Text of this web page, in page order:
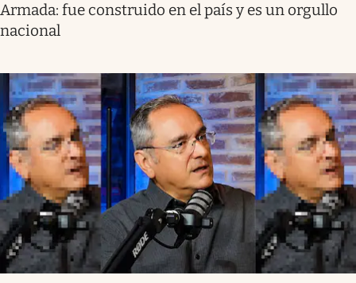
Armada: fue construido en el país y es un orgullo
nacional